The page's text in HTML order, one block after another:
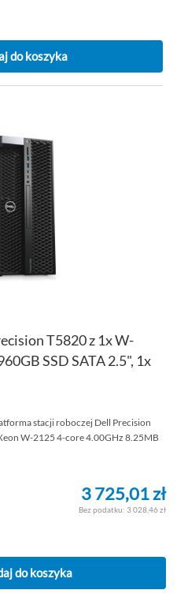
do koszyka
T5820 z 1x W-
SSD SATA 2.5", 1x
stacji roboczej Dell Precision
W-2125 4-core 4.00GHz 8.25MB
3 725,01 zł
3 028,46 zł
do koszyka